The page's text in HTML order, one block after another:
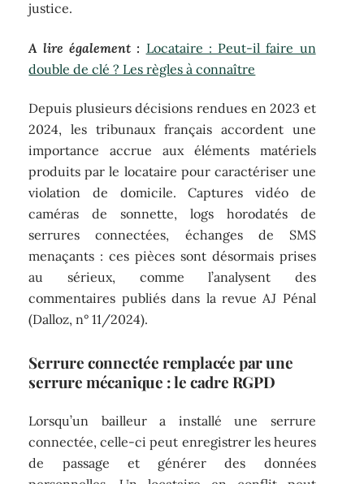
justice.
A lire également : Locataire : Peut-il faire un
double de clé ? Les règles à connaître
Depuis plusieurs décisions rendues en 2023 et
2024, les tribunaux français accordent une
importance accrue aux éléments matériels
produits par le locataire pour caractériser une
violation de domicile. Captures vidéo de
caméras de sonnette, logs horodatés de
serrures connectées, échanges de SMS
menaçants : ces pièces sont désormais prises
au sérieux, comme l’analysent des
commentaires publiés dans la revue AJ Pénal
(Dalloz, n° 11/2024).
Serrure connectée remplacée par une
serrure mécanique : le cadre RGPD
Lorsqu’un bailleur a installé une serrure
connectée, celle-ci peut enregistrer les heures
de passage et générer des données